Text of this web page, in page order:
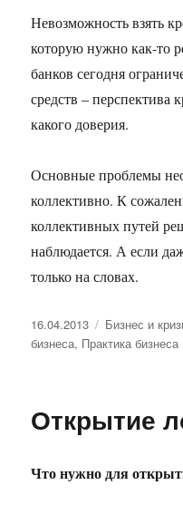
Невозможность взять
которую нужно как-то
банков сегодня
средств – перспектива
какого доверия.
Основные проблемы
коллективно. К
коллективных путей
наблюдается. А если
только на словах.
Опубликовано
16.04.2013 Рубрики
Бизнес и
бизнеса, Практика бизнеса
Открытие
Что нужно для